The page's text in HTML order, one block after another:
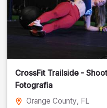
CrossFit Trailside -
Fotografia
Orange County, FL